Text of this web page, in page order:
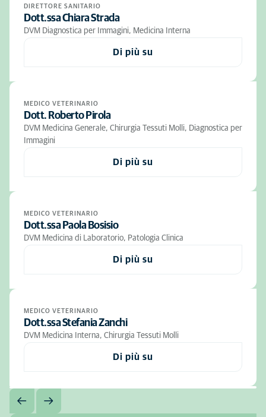
DIRETTORE SANITARIO
Dott.ssa Chiara Strada
DVM Diagnostica per Immagini, Medicina Interna
Di più su
MEDICO VETERINARIO
Dott. Roberto Pirola
DVM Medicina Generale, Chirurgia Tessuti Molli, Diagnostica per
Immagini
Di più su
MEDICO VETERINARIO
Dott.ssa Paola Bosisio
DVM Medicina di Laboratorio, Patologia Clinica
Di più su
MEDICO VETERINARIO
Dott.ssa Stefania Zanchi
DVM Medicina Interna, Chirurgia Tessuti Molli
Di più su